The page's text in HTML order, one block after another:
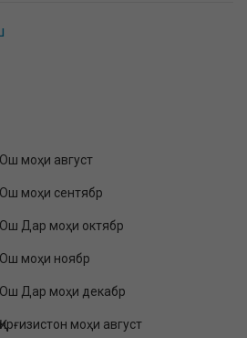
моҳи август
моҳи сентябр
Дар моҳи октябр
моҳи ноябр
Дар моҳи декабр
моҳи август